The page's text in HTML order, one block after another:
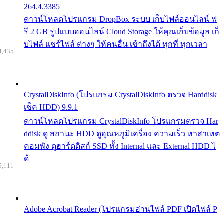
264.4.3385
ดาวน์โหลดโปรแกรม DropBox ระบบ เก็บไฟล์ออนไลน์ ฟ
รี 2 GB รูปแบบออนไลน์ Cloud Storage ให้คุณเก็บข้อมูล เก็
บไฟล์ แชร์ไฟล์ ต่างๆ ให้คนอื่น เข้าถึงได้ ทุกที่ ทุกเวลา
CrystalDiskInfo (โปรแกรม CrystalDiskInfo ตรวจ Harddisk
เช็ค HDD) 9.9.1
ดาวน์โหลดโปรแกรม CrystalDiskInfo โปรแกรมตรวจ Har
ddisk ดู สถานะ HDD ดูอุณหภูมิเครื่อง ความเร็ว หาสาเหต
คอมพัง ดูฮาร์ดดิสก์ SSD ทั้ง Internal และ External HDD ไ
ด้
Adobe Acrobat Reader (โปรแกรมอ่านไฟล์ PDF เปิดไฟล์ P